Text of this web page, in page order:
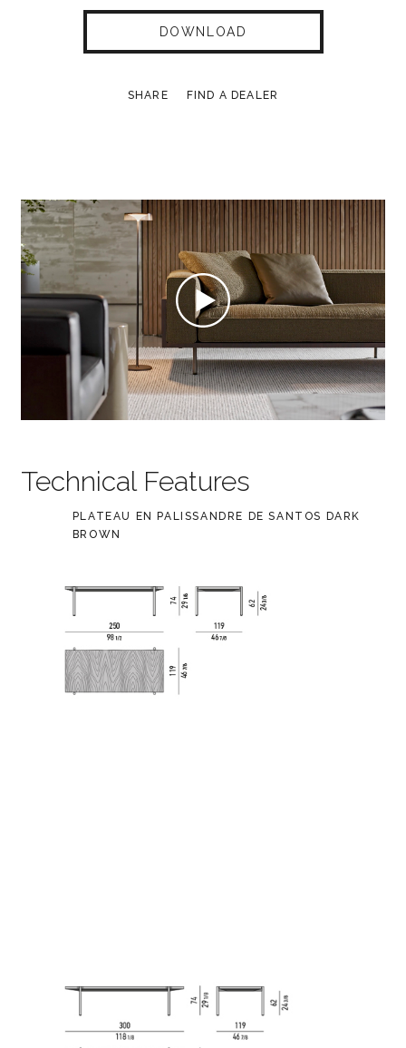
DOWNLOAD
SHARE FIND A DEALER
Technical Features
PLATEAU EN PALISSANDRE DE SANTOS DARK
BROWN